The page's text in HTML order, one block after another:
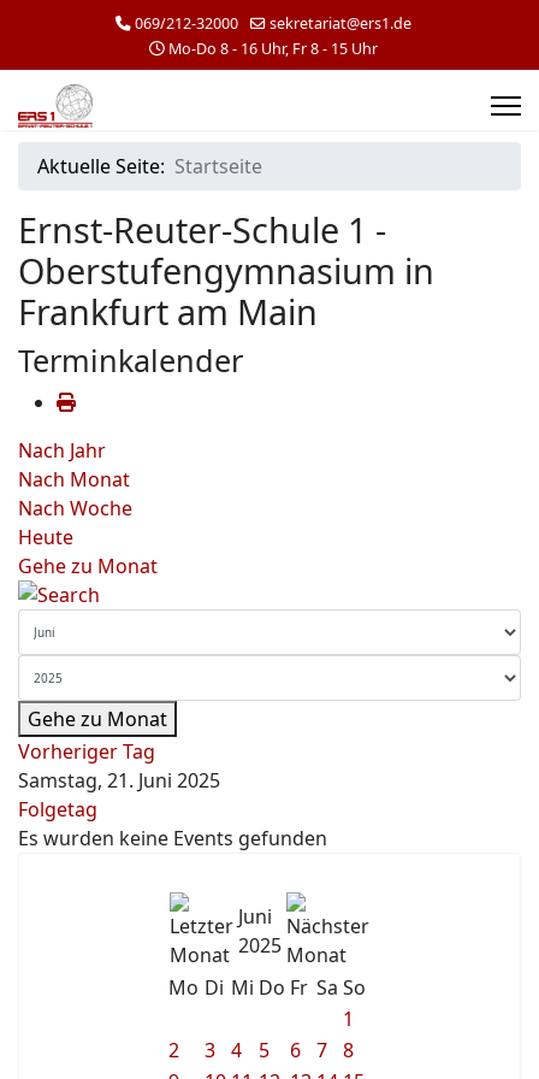
069/212-32000
sekretariat@ers1.de
Mo-Do 8 - 16 Uhr, Fr 8 - 15 Uhr
Aktuelle Seite: Startseite
Ernst-Reuter-Schule 1 -
Oberstufengymnasium in
Frankfurt am Main
Terminkalender
Nach Jahr
Nach Monat
Nach Woche
Heute
Gehe zu Monat
Gehe zu Monat
Vorheriger Tag
Samstag, 21. Juni 2025
Folgetag
Es wurden keine Events gefunden
Juni
2025
Mo Di Mi Do Fr Sa So
1
2
3 4 5 6 7 8